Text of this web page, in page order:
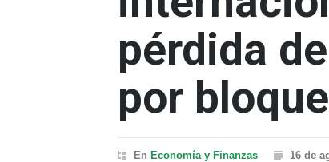
pérdida
por
En Economía y Finanzas 16 de